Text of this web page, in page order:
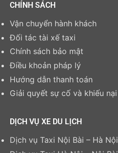
CHÍNH SÁCH
Vận chuyển hành khách
Đối tác tài xế taxi
Chính sách bảo mật
Điều khoản pháp lý
Hướng dẫn thanh toán
Giải quyết sự cố và khiếu nại
DỊCH VỤ XE DU LỊCH
Dịch vụ Taxi Nội Bài – Hà Nội